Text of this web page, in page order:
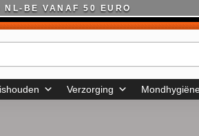
NL-BE VANAF 50 EURO
Verzorging